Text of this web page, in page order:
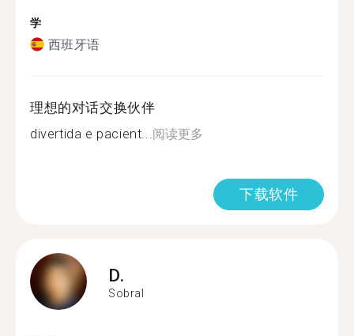
学
西班牙语
理想的对话交换伙伴
divertida e pacient... 阅读更多
下载软件
D.
Sobral